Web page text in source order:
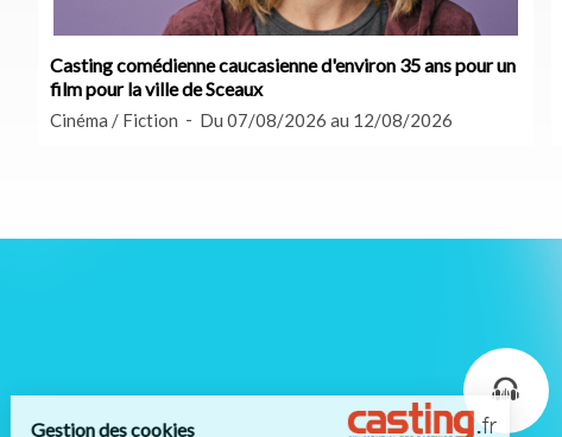
Casting comédienne caucasienne d'environ 35 ans pour un
film pour la ville de Sceaux
Cinéma / Fiction Du 07/08/2026 au 12/08/2026
Gestion des cookies